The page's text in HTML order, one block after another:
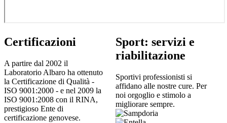
Certificazioni
A partire dal 2002 il
Laboratorio Albaro ha ottenuto
la Certificazione di Qualità -
ISO 9001:2000 - e nel 2009 la
ISO 9001:2008 con il RINA,
prestigioso Ente di
certificazione genovese.
Sport: servizi e
riabilitazione
Sportivi professionisti si
affidano alle nostre cure. Per
noi orgoglio e stimolo a
migliorare sempre.